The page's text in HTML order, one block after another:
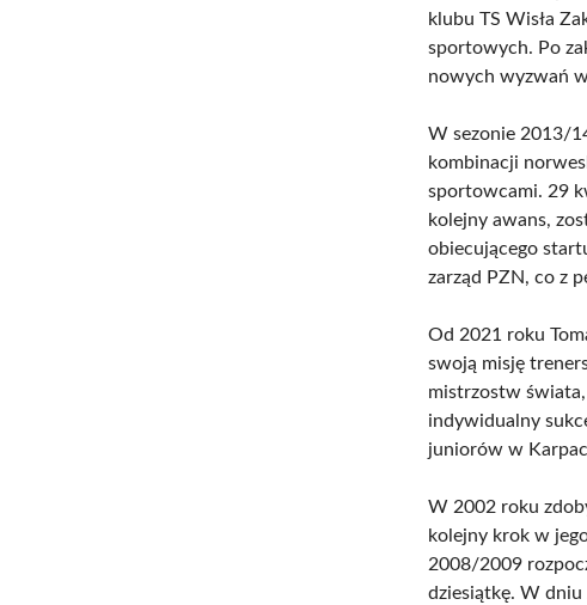
klubu TS Wisła
sportowych. Po
nowych wyzwań
W sezonie 2013/
kombinacji
sportowcami. 29
kolejny awans,
obiecującego
zarząd PZN, co z
Od 2021 roku
swoją misję
mistrzostw
indywidualny
juniorów w
W 2002 roku
kolejny krok w
2008/2009
dziesiątkę. W dniu